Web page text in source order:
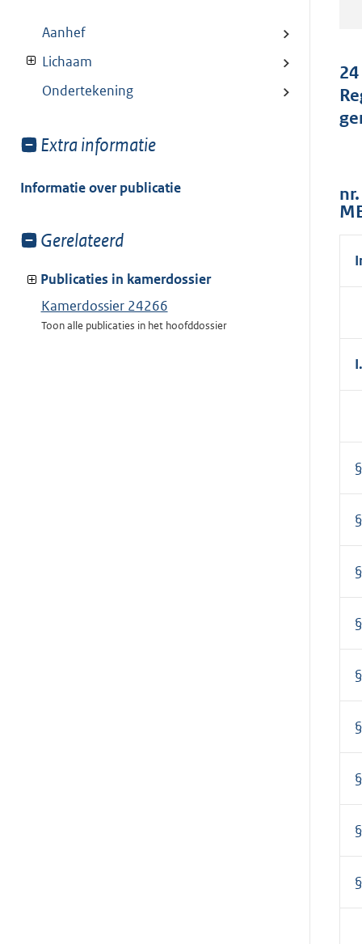
van:
Aanhef
Lichaam
Ondertekening
Toon
van:
Extra informatie
Informatie over publicatie
Toon
van:
Gerelateerd
Publicaties in kamerdossier
Kamerdossier 24266
Toon alle publicaties in het hoofddossier
I.